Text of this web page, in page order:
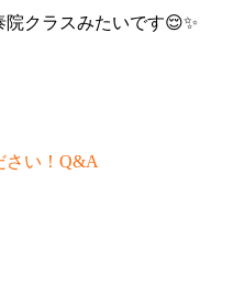
クラスみたいです😌✨